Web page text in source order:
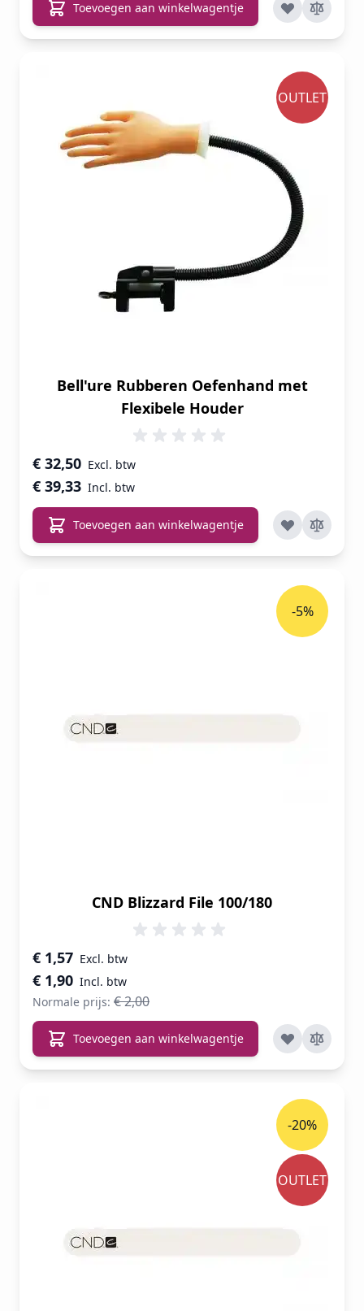
Toevoegen aan winkelwagentje
Bell'ure Rubberen Oefenhand met
Flexibele Houder
€ 39,33
€ 32,50
OUTLET
Toevoegen aan winkelwagentje
CND Blizzard File 100/180
Speciale prijs
€ 1,90
€ 1,57
Normale prijs: € 2,00
-5%
Toevoegen aan winkelwagentje
-20%
OUTLET